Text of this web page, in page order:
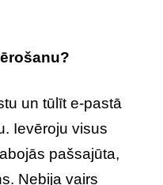
un tūlīt e-pastā
Ievēroju visus
pašsajūta,
Nebija vairs